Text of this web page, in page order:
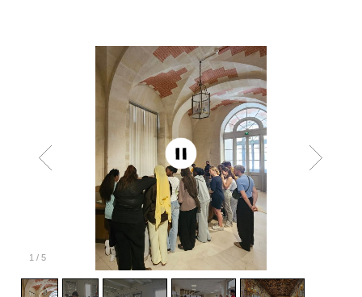
2 / 5